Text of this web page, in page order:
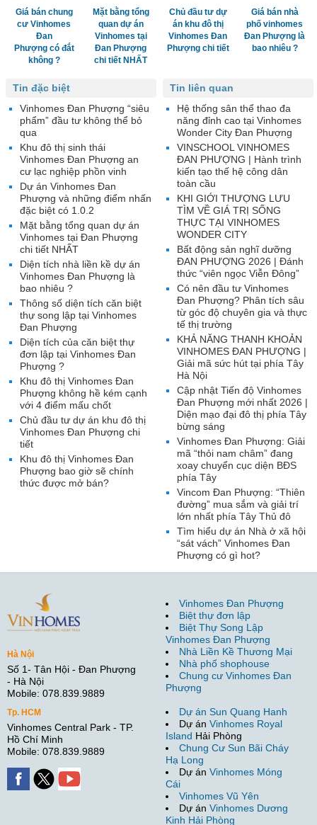
Giá bán chung
cư Vinhomes
Đan
Phượng có đắt
không ?
Mặt bằng tổng
quan dự án
Vinhomes tại
Đan Phượng
chi tiết NHẤT
Chủ đầu tư dự
án khu đô thị
Vinhomes Đan
Phượng chi tiết
Giá bán nhà
phố vinhomes
Đan Phượng là
bao nhiêu ?
Tin liên quan
Hệ thống sân thể thao đa
năng đỉnh cao tại Vinhomes
Wonder City Đan Phượng
VINSCHOOL VINHOMES
ĐAN PHƯỢNG | Hành trình
kiến tạo thế hệ công dân
toàn cầu
KHI GIỚI THƯỢNG LƯU
TÌM VỀ GIÁ TRỊ SỐNG
THỰC TẠI VINHOMES
WONDER CITY
Bất động sản nghĩ dưỡng
ĐAN PHƯỢNG 2026 | Đánh
thức “viên ngọc Viễn Đông”
Có nên đầu tư Vinhomes
Đan Phượng? Phân tích sâu
từ góc độ chuyên gia và thực
tế thị trường
KHẢ NĂNG THANH KHOẢN
VINHOMES ĐAN PHƯỢNG |
Giải mã sức hút tại phía Tây
Hà Nội
Cập nhật Tiến độ Vinhomes
Đan Phượng mới nhất 2026 |
Diện mạo đại đô thị phía Tây
bừng sáng
Vinhomes Đan Phượng: Giải
mã “thỏi nam châm” đang
xoay chuyển cục diện BĐS
phía Tây
Vincom Đan Phượng: “Thiên
đường” mua sắm và giải trí
lớn nhất phía Tây Thủ đô
Tìm hiểu dự án Nhà ở xã hội
“sát vách” Vinhomes Đan
Phượng có gì hot?
Tin đặc biệt
Vinhomes Đan Phượng “siêu
phẩm” đầu tư không thể bỏ
qua
Khu đô thị sinh thái
Vinhomes Đan Phượng an
cư lạc nghiệp phồn vinh
Dự án Vinhomes Đan
Phượng và những điểm nhấn
đặc biệt có 1.0.2
Mặt bằng tổng quan dự án
Vinhomes tại Đan Phượng
chi tiết NHẤT
Diện tích nhà liền kề dự án
Vinhomes Đan Phượng là
bao nhiêu ?
Thông số diện tích căn biệt
thự song lập tại Vinhomes
Đan Phượng
Diện tích của căn biệt thự
đơn lập tại Vinhomes Đan
Phượng ?
Khu đô thị Vinhomes Đan
Phượng không hề kém cạnh
với 4 điểm mấu chốt
Chủ đầu tư dự án khu đô thị
Vinhomes Đan Phượng chi
tiết
Khu đô thị Vinhomes Đan
Phượng bao giờ sẽ chính
thức được mở bán?
Hà Nội
Số 1- Tân Hội - Đan Phượng
- Hà Nội
Mobile: 078.839.9889
Tp. HCM
Vinhomes Central Park - TP.
Hồ Chí Minh
Mobile: 078.839.9889
Vinhomes Đan Phượng
Biệt thự đơn lập
Biệt Thự Song Lập
Vinhomes Đan Phượng
Nhà Liền Kề Thương Mại
Nhà phố shophouse
Chung cư Vinhomes Đan
Phượng
Dự án Sun Quang Hanh
Dự án Vinhomes Royal
Island Hải Phòng
Chung Cư Sun Bãi Cháy
Hạ Long
Dự án Vinhomes Móng
Cái
Vinhomes Vũ Yên
Dự án Vinhomes Dương
Kinh Hải Phòng